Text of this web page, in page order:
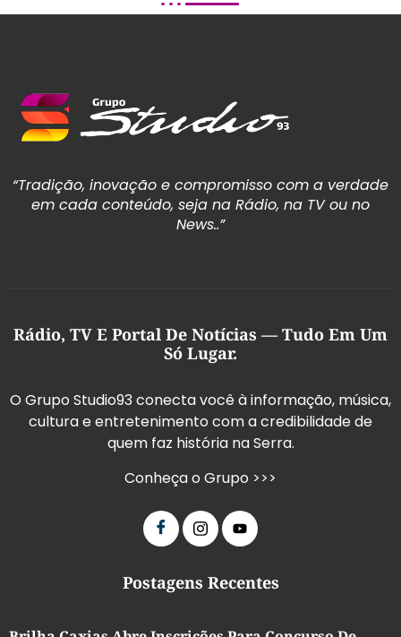
“Tradição, inovação e compromisso com a verdade
em cada conteúdo, seja na Rádio, na TV ou no
News..”
Rádio, TV E Portal De Notícias — Tudo Em Um
Só Lugar.
O Grupo Studio93 conecta você à informação, música,
cultura e entretenimento com a credibilidade de
quem faz história na Serra.
Conheça o Grupo >>>
Postagens Recentes